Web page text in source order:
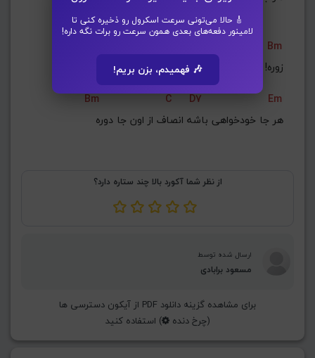
🎸 حالا می‌تونی سرعت اسکرول رو ذخیره کنی تا
لامینور دفعه‌های بعدی همون سرعت رو برات نگه داره!
🎶 فهمیدم، بزن بریم!
Bm
زوره! عشق تو زوره  احساس همیشه کوره
Bm
C D7
Em
هر جا خودخواهی باشه انصاف از اون جا دوره
از نظر شما آکورد بالا چند ستاره دارد؟
ارسال شده توسط
مسعود برابادی
برای مشاهده گزینه دانلود PDF از آیکون دسترسی ها
(چرخ دنده ) استفاده کنید